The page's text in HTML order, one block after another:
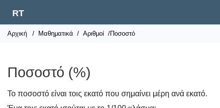
RT
Αρχική / Μαθηματικά / Αριθμοί /Ποσοστό
Ποσοστό (%)
Το ποσοστό είναι τοις εκατό που σημαίνει μέρη ανά εκατό.